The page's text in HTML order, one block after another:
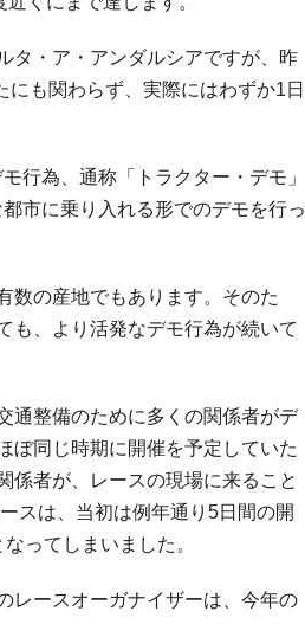
タ・ア・アンダルシアですが、昨
も関わらず、実際にはわずか1日
行為、通称「トラクター・デモ」
市に乗り入れる形でのデモを行っ
数の産地でもあります。そのた
も、より活発なデモ行為が続いて
通整備のために多くの関係者がデ
ぼ同じ時期に開催を予定していた
係者が、レースの現場に来ること
スは、当初は例年通り5日間の開
ってしまいました。
レースオーガナイザーは、今年の